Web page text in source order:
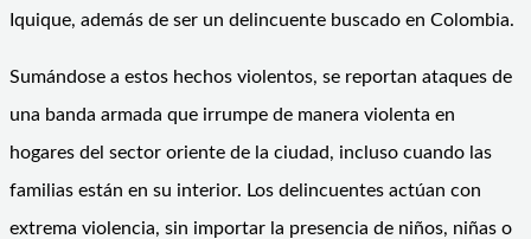
Iquique, además de ser un delincuente buscado en Colombia.
Sumándose a estos hechos violentos, se reportan ataques de
una banda armada que irrumpe de manera violenta en
hogares del sector oriente de la ciudad, incluso cuando las
familias están en su interior. Los delincuentes actúan con
extrema violencia, sin importar la presencia de niños, niñas o